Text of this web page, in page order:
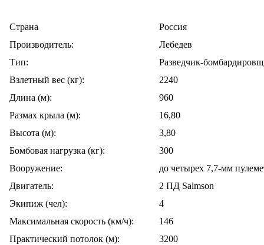
Cтрана
Россия
Производитель:
Лебедев
Тип:
Разведчик-
Взлетный вес (кг):
2240
Длина (м):
960
Размах крыла (м):
16,80
Высота (м):
3,80
Бомбовая нагрузка (кг):
300
Вооружение:
до четырех 7,7-мм
Двигатель:
2 ПД Salmson
Экипиж (чел):
4
Максимальная скорость (км/ч):
146
Практический потолок (м):
3200